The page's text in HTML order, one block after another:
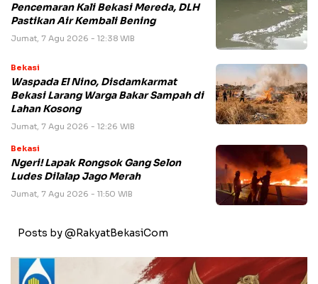
Pencemaran Kali Bekasi Mereda, DLH
Pastikan Air Kembali Bening
Jumat, 7 Agu 2026 - 12:38 WIB
Bekasi
Waspada El Nino, Disdamkarmat
Bekasi Larang Warga Bakar Sampah di
Lahan Kosong
Jumat, 7 Agu 2026 - 12:26 WIB
Bekasi
Ngeri! Lapak Rongsok Gang Selon
Ludes Dilalap Jago Merah
Jumat, 7 Agu 2026 - 11:50 WIB
Posts by @RakyatBekasiCom